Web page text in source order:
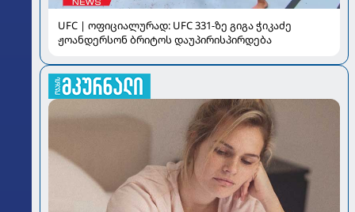
UFC | ოფიციალურად: UFC 331-ზე გიგა ჭიკაძე
ჟოანდერსონ ბრიტოს დაუპირისპირდება